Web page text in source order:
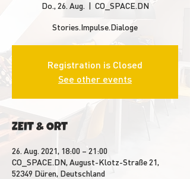
Do., 26. Aug.
  |
CO_SPACE.DN
Stories.Impulse.Dialoge
Registration is Closed
See other events
ZEIT & ORT
26. Aug. 2021, 18:00 – 21:00
CO_SPACE.DN, August-Klotz-Straße 21,
52349 Düren, Deutschland